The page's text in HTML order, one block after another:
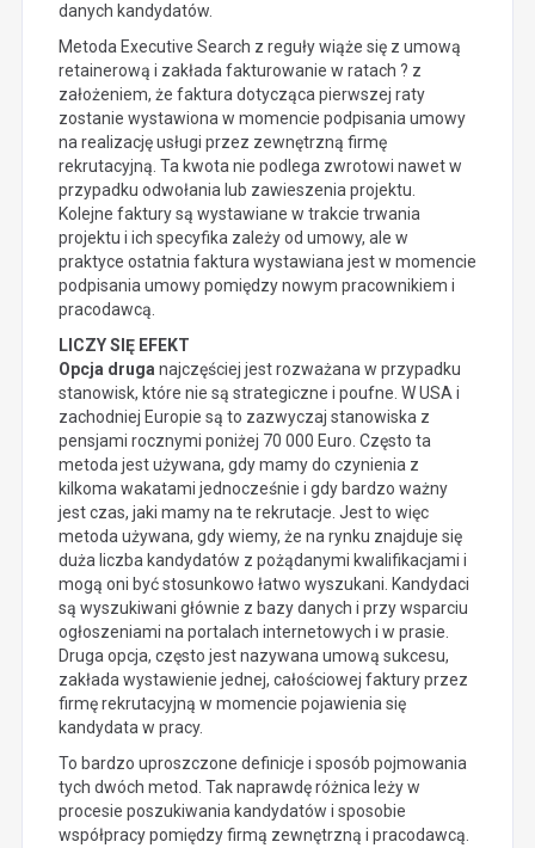
danych kandydatów.
Metoda Executive Search z reguły wiąże się z umową
retainerową i zakłada fakturowanie w ratach ? z
założeniem, że faktura dotycząca pierwszej raty
zostanie wystawiona w momencie podpisania umowy
na realizację usługi przez zewnętrzną firmę
rekrutacyjną. Ta kwota nie podlega zwrotowi nawet w
przypadku odwołania lub zawieszenia projektu.
Kolejne faktury są wystawiane w trakcie trwania
projektu i ich specyfika zależy od umowy, ale w
praktyce ostatnia faktura wystawiana jest w momencie
podpisania umowy pomiędzy nowym pracownikiem i
pracodawcą.
LICZY SIĘ EFEKT
Opcja druga najczęściej jest rozważana w przypadku
stanowisk, które nie są strategiczne i poufne. W USA i
zachodniej Europie są to zazwyczaj stanowiska z
pensjami rocznymi poniżej 70 000 Euro. Często ta
metoda jest używana, gdy mamy do czynienia z
kilkoma wakatami jednocześnie i gdy bardzo ważny
jest czas, jaki mamy na te rekrutacje. Jest to więc
metoda używana, gdy wiemy, że na rynku znajduje się
duża liczba kandydatów z pożądanymi kwalifikacjami i
mogą oni być stosunkowo łatwo wyszukani. Kandydaci
są wyszukiwani głównie z bazy danych i przy wsparciu
ogłoszeniami na portalach internetowych i w prasie.
Druga opcja, często jest nazywana umową sukcesu,
zakłada wystawienie jednej, całościowej faktury przez
firmę rekrutacyjną w momencie pojawienia się
kandydata w pracy.
To bardzo uproszczone definicje i sposób pojmowania
tych dwóch metod. Tak naprawdę różnica leży w
procesie poszukiwania kandydatów i sposobie
współpracy pomiędzy firmą zewnętrzną i pracodawcą.